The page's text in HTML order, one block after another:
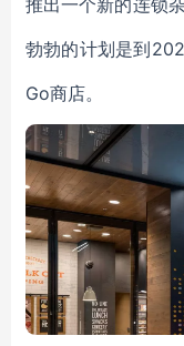
勃勃的计划是到
Go商店。